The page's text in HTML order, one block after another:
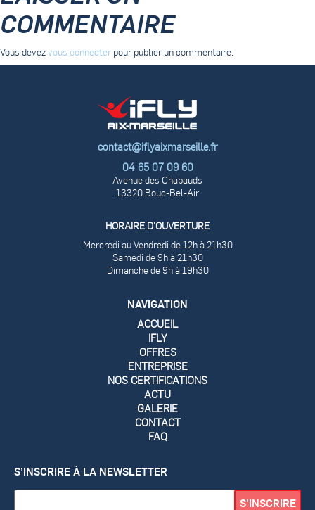
COMMENTAIRE
Vous devezvous connecter pour publier un commentaire.
contact@iflyaixmarseille.fr
04 65 07 09 60
Avenue des Chabauds
13320 Bouc-Bel-Air
HORAIRE D’OUVERTURE
Mercredi au Vendredi de 12h à 21h30
Samedi de 9h à 21h30
Dimanche de 9h à 19h30
NAVIGATION
ACCUEIL
IFLY
OFFRES
ENTREPRISE
NOS CERTIFICATIONS
ACTU
GALERIE
CONTACT
FAQ
S’INSCRIRE À LA NEWSLETTER